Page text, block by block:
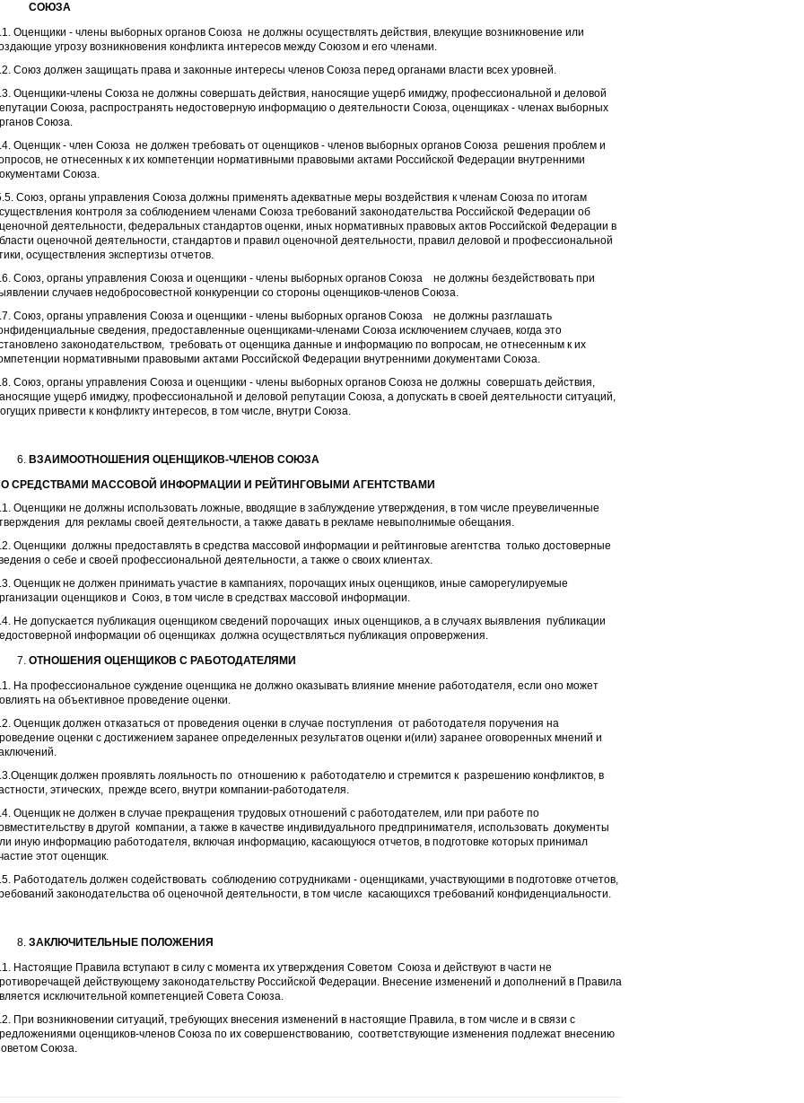
СОЮЗА
Оценщики - члены выборных органов Союза не должны осуществлять действия, влекущие возникновение или
угрозу возникновения конфликта интересов между Союзом и его членами.
Союз должен защищать права и законные интересы членов Союза перед органами власти всех уровней.
Оценщики-члены Союза не должны совершать действия, наносящие ущерб имиджу, профессиональной и деловой
Союза, распространять недостоверную информацию о деятельности Союза, оценщиках - членах выборных
Союза.
Оценщик - член Союза не должен требовать от оценщиков - членов выборных органов Союза решения проблем и
не отнесенных к их компетенции нормативными правовыми актами Российской Федерации внутренними
Союза.
Союз, органы управления Союза должны применять адекватные меры воздействия к членам Союза по итогам
контроля за соблюдением членами Союза требований законодательства Российской Федерации об
деятельности, федеральных стандартов оценки, иных нормативных правовых актов Российской Федерации в
оценочной деятельности, стандартов и правил оценочной деятельности, правил деловой и профессиональной
осуществления экспертизы отчетов.
Союз, органы управления Союза и оценщики - члены выборных органов Союза не должны бездействовать при
случаев недобросовестной конкуренции со стороны оценщиков-членов Союза.
Союз, органы управления Союза и оценщики - члены выборных органов Союза не должны разглашать
сведения, предоставленные оценщиками-членами Союза исключением случаев, когда это
законодательством, требовать от оценщика данные и информацию по вопросам, не отнесенным к их
нормативными правовыми актами Российской Федерации внутренними документами Союза.
Союз, органы управления Союза и оценщики - члены выборных органов Союза не должны совершать действия,
ущерб имиджу, профессиональной и деловой репутации Союза, а допускать в своей деятельности ситуаций,
привести к конфликту интересов, в том числе, внутри Союза.
ВЗАИМООТНОШЕНИЯ ОЦЕНЩИКОВ-ЧЛЕНОВ СОЮЗА
СРЕДСТВАМИ МАССОВОЙ ИНФОРМАЦИИ И РЕЙТИНГОВЫМИ АГЕНТСТВАМИ
Оценщики не должны использовать ложные, вводящие в заблуждение утверждения, в том числе преувеличенные
для рекламы своей деятельности, а также давать в рекламе невыполнимые обещания.
Оценщики должны предоставлять в средства массовой информации и рейтинговые агентства только достоверные
о себе и своей профессиональной деятельности, а также о своих клиентах.
Оценщик не должен принимать участие в кампаниях, порочащих иных оценщиков, иные саморегулируемые
оценщиков и Союз, в том числе в средствах массовой информации.
Не допускается публикация оценщиком сведений порочащих иных оценщиков, а в случаях выявления публикации
информации об оценщиках должна осуществляться публикация опровержения.
ОТНОШЕНИЯ ОЦЕНЩИКОВ С РАБОТОДАТЕЛЯМИ
На профессиональное суждение оценщика не должно оказывать влияние мнение работодателя, если оно может
на объективное проведение оценки.
Оценщик должен отказаться от проведения оценки в случае поступления от работодателя поручения на
оценки с достижением заранее определенных результатов оценки и(или) заранее оговоренных мнений и
должен проявлять лояльность по отношению к работодателю и стремится к разрешению конфликтов, в
этических, прежде всего, внутри компании-работодателя.
Оценщик не должен в случае прекращения трудовых отношений с работодателем, или при работе по
в другой компании, а также в качестве индивидуального предпринимателя, использовать документы
иную информацию работодателя, включая информацию, касающуюся отчетов, в подготовке которых принимал
этот оценщик.
Работодатель должен содействовать соблюдению сотрудниками - оценщиками, участвующими в подготовке отчетов,
законодательства об оценочной деятельности, в том числе касающихся требований конфиденциальности.
ЗАКЛЮЧИТЕЛЬНЫЕ ПОЛОЖЕНИЯ
Настоящие Правила вступают в силу с момента их утверждения Советом Союза и действуют в части не
действующему законодательству Российской Федерации. Внесение изменений и дополнений в Правила
исключительной компетенцией Совета Союза.
При возникновении ситуаций, требующих внесения изменений в настоящие Правила, в том числе и в связи с
оценщиков-членов Союза по их совершенствованию, соответствующие изменения подлежат внесению
Союза.